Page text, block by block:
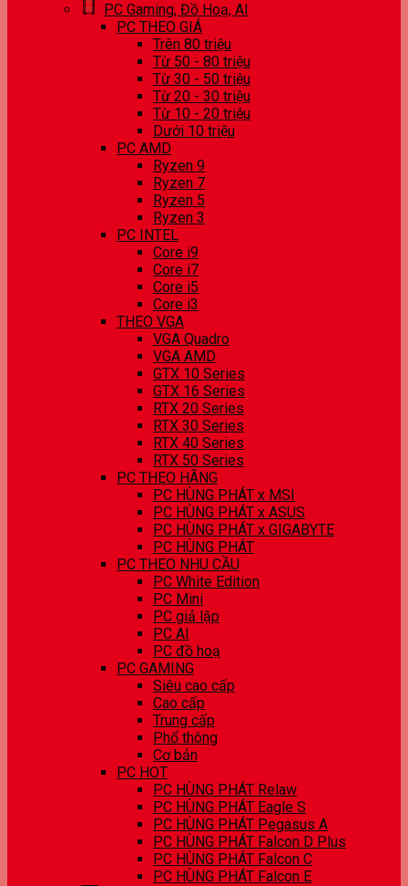
PC Gaming, Đồ Hoạ, AI
PC THEO GIÁ
Trên 80 triệu
Từ 50 - 80 triệu
Từ 30 - 50 triệu
Từ 20 - 30 triệu
Từ 10 - 20 triệu
Dưới 10 triệu
PC AMD
Ryzen 9
Ryzen 7
Ryzen 5
Ryzen 3
PC INTEL
Core i9
Core i7
Core i5
Core i3
THEO VGA
VGA Quadro
VGA AMD
GTX 10 Series
GTX 16 Series
RTX 20 Series
RTX 30 Series
RTX 40 Series
RTX 50 Series
PC THEO HÃNG
PC HÙNG PHÁT x MSI
PC HÙNG PHÁT x ASUS
PC HÙNG PHÁT x GIGABYTE
PC HÙNG PHÁT
PC THEO NHU CẦU
PC White Edition
PC Mini
PC giả lập
PC AI
PC đồ hoạ
PC GAMING
Siêu cao cấp
Cao cấp
Trung cấp
Phổ thông
Cơ bản
PC HOT
PC HÙNG PHÁT Relaw
PC HÙNG PHÁT Eagle S
PC HÙNG PHÁT Pegasus A
PC HÙNG PHÁT Falcon D Plus
PC HÙNG PHÁT Falcon C
PC HÙNG PHÁT Falcon E